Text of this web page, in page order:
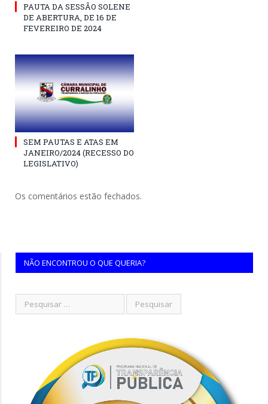
PAUTA DA SESSÃO SOLENE
DE ABERTURA, DE 16 DE
FEVEREIRO DE 2024
SEM PAUTAS E ATAS EM
JANEIRO/2024 (RECESSO DO
LEGISLATIVO)
Os comentários estão fechados.
NÃO ENCONTROU O QUE QUERIA?